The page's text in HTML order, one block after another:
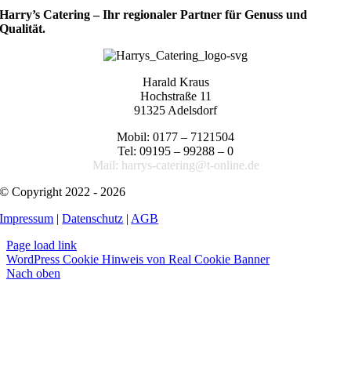
Harry’s Catering – Ihr regionaler Partner für Genuss und
Qualität.
Harald Kraus
Hochstraße 11
91325 Adelsdorf
Mobil: 0177 – 7121504
Tel: 09195 – 99288 – 0
Mail: harrys-catering@t-online.de
© Copyright 2022 - 2026
Impressum |Datenschutz | AGB
Page load link
WordPress Cookie Hinweis von Real Cookie Banner
Nach oben